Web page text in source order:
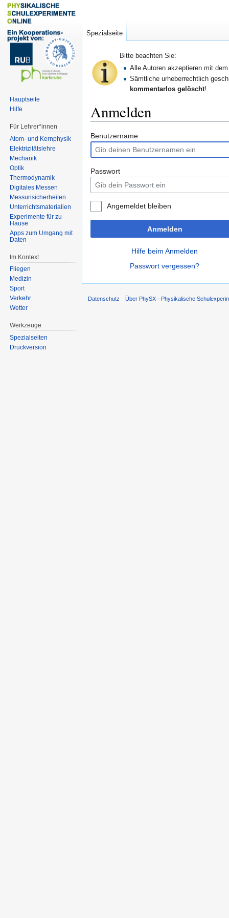
Bitte beachten Sie:
Alle Autoren akzeptieren mit
Sämtliche urheberrechtlich
kommentarlos gelöscht!
Anmelden
Zur
Navigation
springen
Zur
Suche
springen
Benutzername
Passwort
Angemeldet bleiben
Anmelden
Hilfe beim Anmelden
Passwort vergessen?
Spezialseite
Hauptseite
Hilfe
Für Lehrer*innen
Atom- und Kernphysik
Elektrizitätslehre
Mechanik
Optik
Thermodynamik
Digitales Messen
Messunsicherheiten
Unterrichtsmaterialien
Experimente für zu
Hause
Apps zum Umgang mit
Daten
Im Kontext
Fliegen
Medizin
Sport
Verkehr
Wetter
Werkzeuge
Spezialseiten
Druckversion
Datenschutz Über PhySX - Physikalische